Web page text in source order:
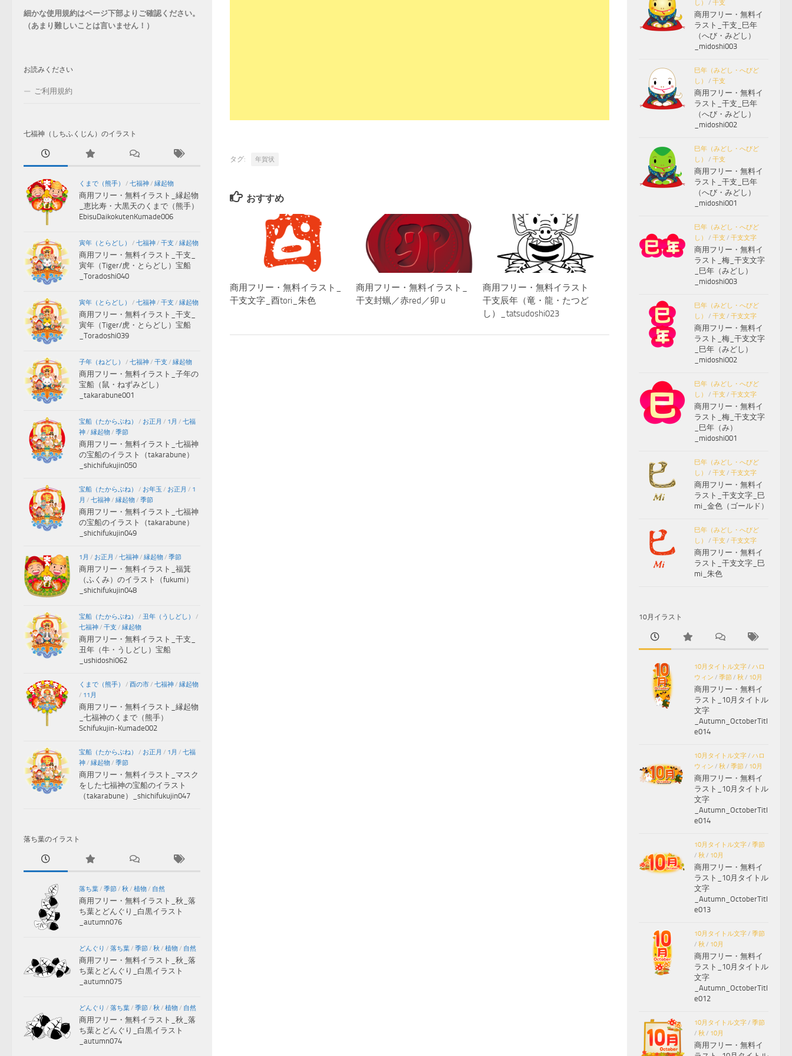
タグ: 年賀状
おすすめ
商用フリー・無料イラスト_
干支文字_酉tori_朱色
商用フリー・無料イラスト_
干支封蝋／赤red／卯 u
商用フリー・無料イラスト
干支辰年（竜・龍・たつど
し）_tatsudoshi023
細かな使用規約はページ下部よりご確認ください。
（あまり難しいことは言いません！）
お読みください
ご利用規約
七福神（しちふくじん）のイラスト
くまで（熊手） / 七福神/ 縁起物
商用フリー・無料イラスト_縁起物
_恵比寿・大黒天のくまで（熊手）
EbisuDaikokutenKumade006
寅年（とらどし） / 七福神/ 干支 / 縁起物
商用フリー・無料イラスト_干支_
寅年（Tiger/虎・とらどし）宝船
_Toradoshi040
寅年（とらどし） / 七福神/ 干支 / 縁起物
商用フリー・無料イラスト_干支_
寅年（Tiger/虎・とらどし）宝船
_Toradoshi039
子年（ねどし） / 七福神/ 干支 / 縁起物
商用フリー・無料イラスト_子年の
宝船（鼠・ねずみどし）
_takarabune001
宝船（たからぶね） / お正月 / 1月 / 七福
神/ 縁起物/ 季節
商用フリー・無料イラスト_七福神
の宝船のイラスト（takarabune）
_shichifukujin050
宝船（たからぶね） / お年玉 / お正月 / 1
月 / 七福神/ 縁起物/ 季節
商用フリー・無料イラスト_七福神
の宝船のイラスト（takarabune）
_shichifukujin049
1月 / お正月 / 七福神/ 縁起物/ 季節
商用フリー・無料イラスト_福箕
（ふくみ）のイラスト（fukumi）
_shichifukujin048
宝船（たからぶね） / 丑年（うしどし）
/
七福神/ 干支 / 縁起物
商用フリー・無料イラスト_干支_
丑年（牛・うしどし）宝船
_ushidoshi062
くまで（熊手） / 酉の市/ 七福神/ 縁起物
/ 11月
商用フリー・無料イラスト_縁起物
_七福神のくまで（熊手）
Schifukujin-Kumade002
宝船（たからぶね） / お正月 / 1月 / 七福
神/ 縁起物/ 季節
商用フリー・無料イラスト_マスク
をした七福神の宝船のイラスト
（takarabune）_shichifukujin047
落ち葉のイラスト
落ち葉/ 季節/ 秋 / 植物/ 自然
商用フリー・無料イラスト_秋_落
ち葉とどんぐり_白黒イラスト
_autumn076
どんぐり / 落ち葉/ 季節/ 秋 / 植物/ 自然
商用フリー・無料イラスト_秋_落
ち葉とどんぐり_白黒イラスト
_autumn075
どんぐり / 落ち葉/ 季節/ 秋 / 植物/ 自然
商用フリー・無料イラスト_秋_落
ち葉とどんぐり_白黒イラスト
_autumn074
し）
/ 干支
商用フリー・無料イ
ラスト_干支_巳年
（へび・みどし）
_midoshi003
巳年（みどし・へびど
し）
/ 干支
商用フリー・無料イ
ラスト_干支_巳年
（へび・みどし）
_midoshi002
巳年（みどし・へびど
し）
/ 干支
商用フリー・無料イ
ラスト_干支_巳年
（へび・みどし）
_midoshi001
巳年（みどし・へびど
し）
/ 干支 / 干支文字
商用フリー・無料イ
ラスト_梅_干支文字
_巳年（みどし）
_midoshi003
巳年（みどし・へびど
し）
/ 干支 / 干支文字
商用フリー・無料イ
ラスト_梅_干支文字
_巳年（みどし）
_midoshi002
巳年（みどし・へびど
し）
/ 干支 / 干支文字
商用フリー・無料イ
ラスト_梅_干支文字
_巳年（み）
_midoshi001
巳年（みどし・へびど
し）
/ 干支 / 干支文字
商用フリー・無料イ
ラスト_干支文字_巳
mi_金色（ゴールド）
巳年（みどし・へびど
し）
/ 干支 / 干支文字
商用フリー・無料イ
ラスト_干支文字_巳
mi_朱色
10月イラスト
10月タイトル文字/ ハロ
ウィン / 季節/ 秋 / 10月
商用フリー・無料イ
ラスト_10月タイトル
文字
_Autumn_OctoberTitl
e014
10月タイトル文字/ ハロ
ウィン / 秋 / 季節/ 10月
商用フリー・無料イ
ラスト_10月タイトル
文字
_Autumn_OctoberTitl
e014
10月タイトル文字/ 季節
/ 秋 / 10月
商用フリー・無料イ
ラスト_10月タイトル
文字
_Autumn_OctoberTitl
e013
10月タイトル文字/ 季節
/ 秋 / 10月
商用フリー・無料イ
ラスト_10月タイトル
文字
_Autumn_OctoberTitl
e012
10月タイトル文字/ 季節
/ 秋 / 10月
商用フリー・無料イ